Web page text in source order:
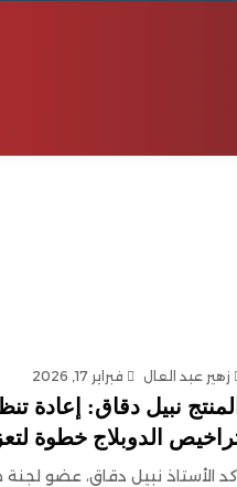
زهير عبد العال فبراير 17, 2026
المنتج نبيل دقاق: إعادة
الدوبلاج خطوة
الأستاذ نبيل دقاق، عضو